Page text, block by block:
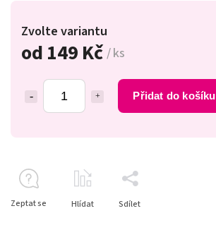
od 149 Kč / ks
Přidat do košíku
Zvolte variantu
Zeptat se Hlídat Sdílet